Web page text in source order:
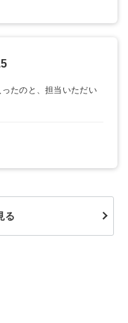
たのと、担当いただい
る